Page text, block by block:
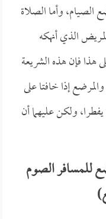
وأما الصلاة
الذي أنهكه
هذا فإن هذه الشريعة
إذا خافتا على
يفطرا، ولكن عليهما أن
الصوم